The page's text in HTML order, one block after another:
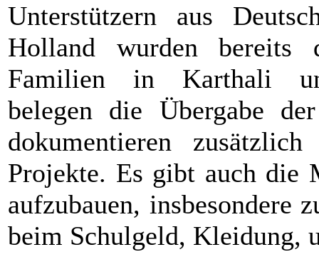
Unterstützern aus
Holland wurden
Familien in Karthali
belegen die Übergabe
dokumentieren
Projekte. Es gibt auch die
aufzubauen, insbesondere
beim Schulgeld, Kleidung,